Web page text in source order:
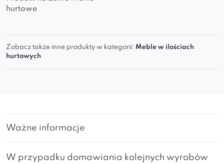
hurtowe
Zobacz także inne produkty w kategorii: Meble w ilościach
hurtowych
Ważne informacje
W przypadku domawiania kolejnych wyrobów